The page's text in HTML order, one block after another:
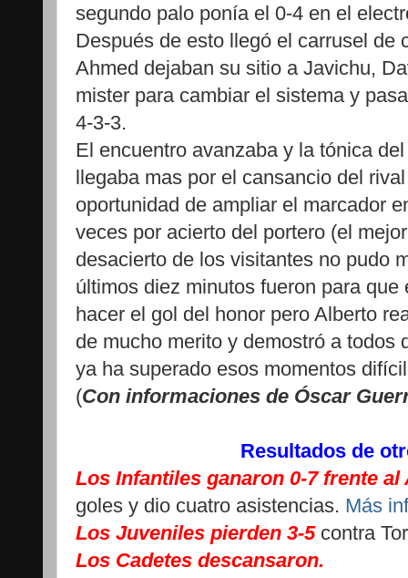
segundo palo ponía el 0-4 en el
Después de esto llegó el carrusel de
Ahmed dejaban su sitio a Javichu,
mister para cambiar el sistema y
4-3-3.
El encuentro avanzaba y la tónica
llegaba mas por el cansancio del
oportunidad de ampliar el marcador
veces por acierto del portero (el
desacierto de los visitantes no pudo
últimos diez minutos fueron para
hacer el gol del honor pero Alberto
de mucho merito y demostró a todos
ya ha superado esos momentos
(Con informaciones de Óscar
Resultados de
Los Infantiles ganaron 0-7 frente al
goles y dio cuatro asistencias. Más
Los Juveniles pierden 3-5contra
Los Cadetes descansaron.